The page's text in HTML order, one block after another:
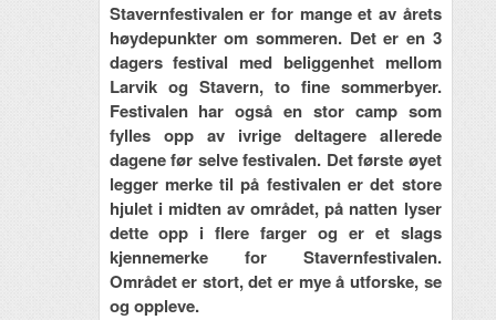
Stavernfestivalen er for mange et av årets
høydepunkter om sommeren. Det er en 3
dagers festival med beliggenhet mellom
Larvik og Stavern, to fine sommerbyer.
Festivalen har også en stor camp som
fylles opp av ivrige deltagere allerede
dagene før selve festivalen. Det første øyet
legger merke til på festivalen er det store
hjulet i midten av området, på natten lyser
dette opp i flere farger og er et slags
kjennemerke for Stavernfestivalen.
Området er stort, det er mye å utforske, se
og oppleve.